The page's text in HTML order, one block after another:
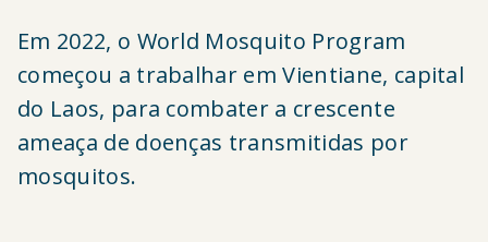
Breadcrumb
Em 2022, o World Mosquito Program
começou a trabalhar em Vientiane, capital
do Laos, para combater a crescente
ameaça de doenças transmitidas por
mosquitos.